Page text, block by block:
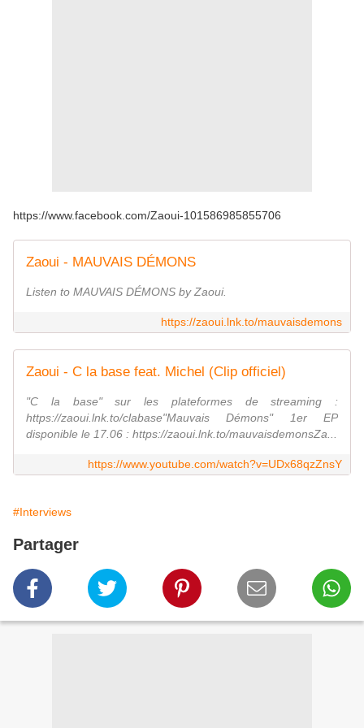
https://www.facebook.com/Zaoui-101586985855706
Zaoui - MAUVAIS DÉMONS
Listen to MAUVAIS DÉMONS by Zaoui.
https://zaoui.lnk.to/mauvaisdemons
Zaoui - C la base feat. Michel (Clip officiel)
"C la base" sur les plateformes de streaming :
https://zaoui.lnk.to/clabase"Mauvais Démons" 1er EP
disponible le 17.06 : https://zaoui.lnk.to/mauvaisdemonsZa...
https://www.youtube.com/watch?v=UDx68qzZnsY
#Interviews
Partager